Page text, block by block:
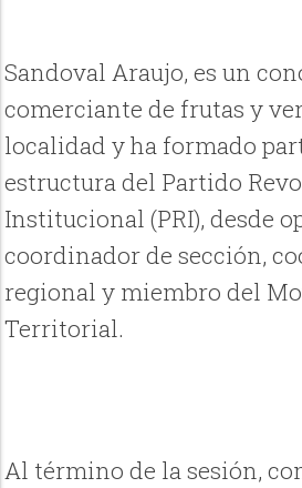
Sandoval Araujo, es un
comerciante de frutas y
localidad yha formado
estructura del Partido
Institucional (PRI), desde
coordinador de sección,
regional y miembro del
Territorial.
Al término de la sesión,